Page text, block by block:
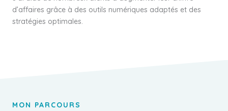
d’affaires grâce à des outils numériques adaptés et des
stratégies optimales.
MON PARCOURS